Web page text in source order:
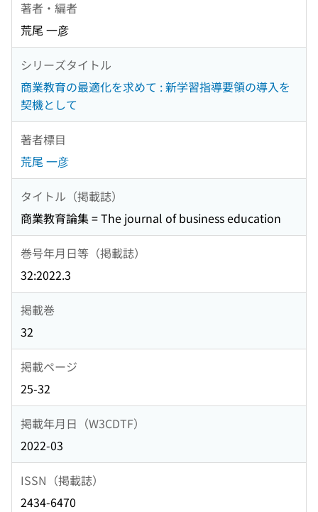
著者・編者
荒尾 一彦
シリーズタイトル
商業教育の最適化を求めて : 新学習指導要領の導入を
契機として
著者標目
荒尾 一彦
タイトル（掲載誌）
商業教育論集 = The journal of business education
巻号年月日等（掲載誌）
32:2022.3
掲載巻
32
掲載ページ
25-32
掲載年月日（W3CDTF）
2022-03
ISSN（掲載誌）
2434-6470